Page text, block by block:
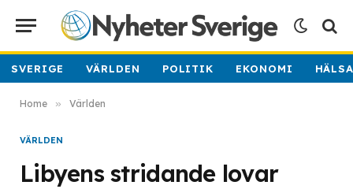
SVERIGE VÄRLDEN POLITIK EKONOMI
Home » Världen
VÄRLDEN
Libyens stridande lovar